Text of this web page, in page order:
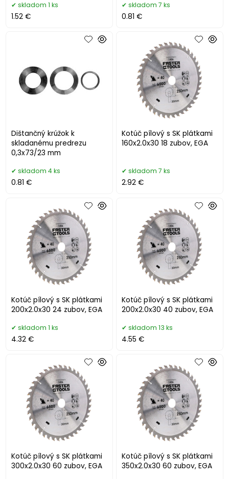
skladom 1 ks
1.52 €
skladom 7 ks
0.81 €
Dištančný krúžok k
skladanému predrezu
0,3x73/23 mm
skladom 4 ks
0.81 €
Kotúč pílový s SK plátkami
160x2.0x30 18 zubov, EGA
skladom 7 ks
2.92 €
Kotúč pílový s SK plátkami
200x2.0x30 24 zubov, EGA
skladom 1 ks
4.32 €
Kotúč pílový s SK plátkami
200x2.0x30 40 zubov, EGA
skladom 13 ks
4.55 €
Kotúč pílový s SK plátkami
300x2.0x30 60 zubov, EGA
Kotúč pílový s SK plátkami
350x2.0x30 60 zubov, EGA